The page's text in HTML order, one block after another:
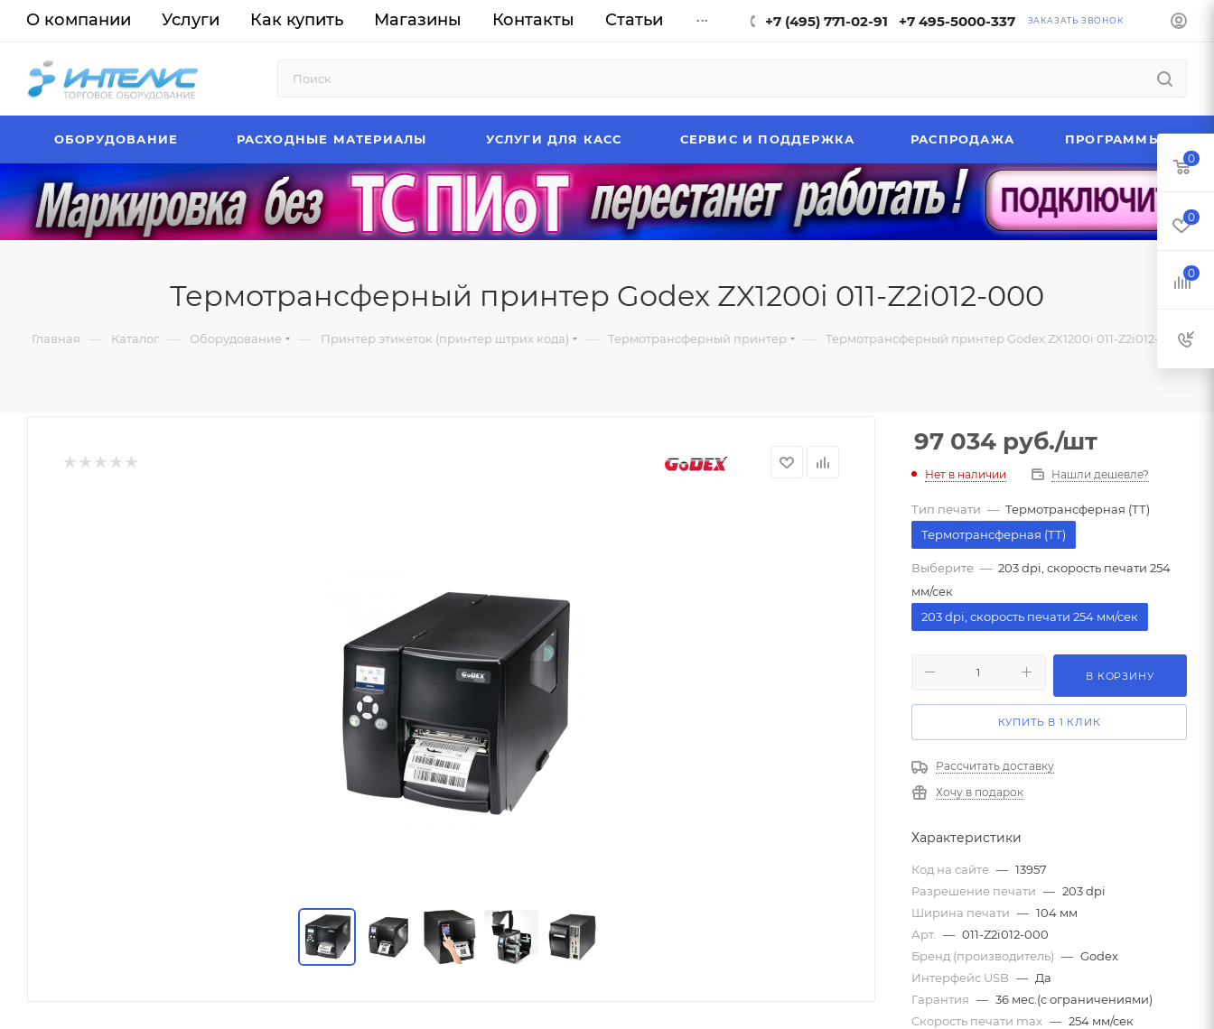
О компании Услуги Как купить Магазины Контакты Статьи ... +7 (495) 771-02-91 +7 495-5000-337 ЗАКАЗАТЬ ЗВОНОК
ОБОРУДОВАНИЕ РАСХОДНЫЕ МАТЕРИАЛЫ УСЛУГИ ДЛЯ КАСС СЕРВИС И ПОДДЕРЖКА РАСПРОДАЖА ПРОГРАММЫ
Термотрансферный принтер Godex ZX1200i 011-Z2i012-000
Главная — Каталог — Оборудование — Принтер этикеток (принтер штрих кода) — Термотрансферный принтер — Термотрансферный принтер Godex ZX1200i 011-Z2i012-000
97 034 руб./шт
Нет в наличии Нашли дешевле?
Тип печати — Термотрансферная (ТТ)
Термотрансферная (ТТ)
Выберите — 203 dpi, скорость печати 254
мм/сек
203 dpi, скорость печати 254 мм/сек
В КОРЗИНУ
КУПИТЬ В 1 КЛИК
Рассчитать доставку
Хочу в подарок
Характеристики
Код на сайте — 13957
Разрешение печати — 203 dpi
Ширина печати — 104 мм
Арт.
— 011-Z2i012-000
Бренд (производитель) — Godex
Интерфейс USB — Да
Гарантия — 36 мес.(с ограничениями)
Скорость печати mаx — 254 мм/сек
0
0
0